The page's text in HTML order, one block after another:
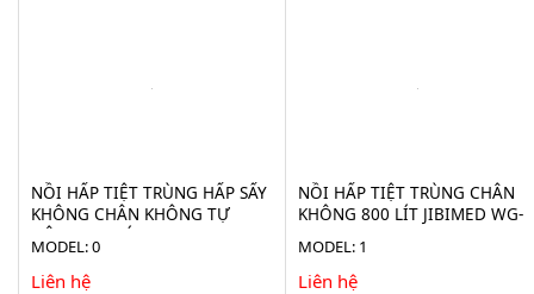
NỒI HẤP TIỆT TRÙNG HẤP SẤY
KHÔNG CHÂN KHÔNG TỰ
ĐỘNG 100 LÍT JIBIMED LS-
100HV
MODEL: 0
Liên hệ
NỒI HẤP TIỆT TRÙNG CHÂN
KHÔNG 800 LÍT JIBIMED WG-
MODEL: 1
Liên hệ